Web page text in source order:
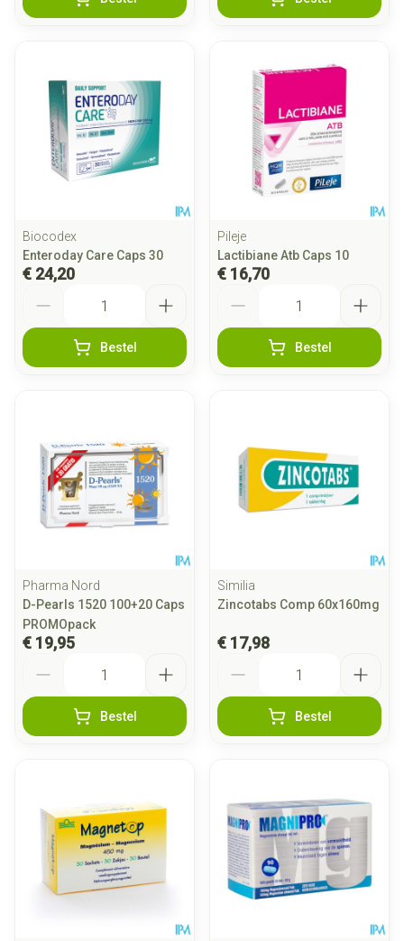
Biocodex
Enteroday Care Caps 30
€ 24,20
Bestel
Pileje
Lactibiane Atb Caps 10
€ 16,70
Bestel
Pharma Nord
D-Pearls 1520 100+20 Caps
PROMOpack
€ 19,95
Bestel
Similia
Zincotabs Comp 60x160mg
€ 17,98
Bestel